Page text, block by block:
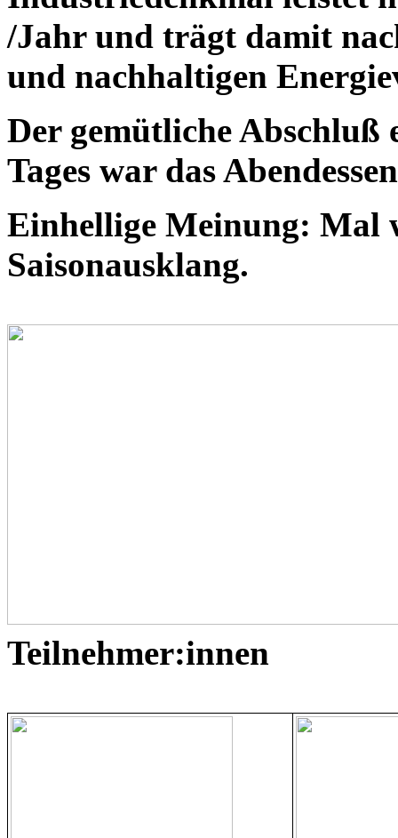
/Jahr und trägt damit
und nachhaltigen
Der gemütliche Abschluß
Tages war das
Einhellige Meinung: Mal
Saisonausklang.
Teilnehmer:innen